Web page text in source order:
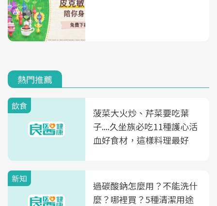
熱門推薦
飲食
菠菜大火炒、芹菜要吃葉
子....久坐族必吃11種護心活
血好食材，這樣料理最好
新知
過碳酸鈉怎麼用？不能洗什
麼？哪裡買？5種清潔用途